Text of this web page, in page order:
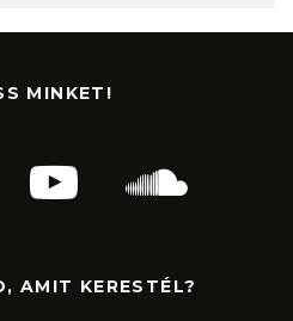
MINKET!
AMIT KERESTÉL?